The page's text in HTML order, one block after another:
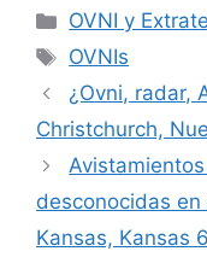
Categorías
OVNI y
Etiquetas
OVNIs
¿Ovni, radar,
Christchurch,
desconocidas
Kansas, Kansas